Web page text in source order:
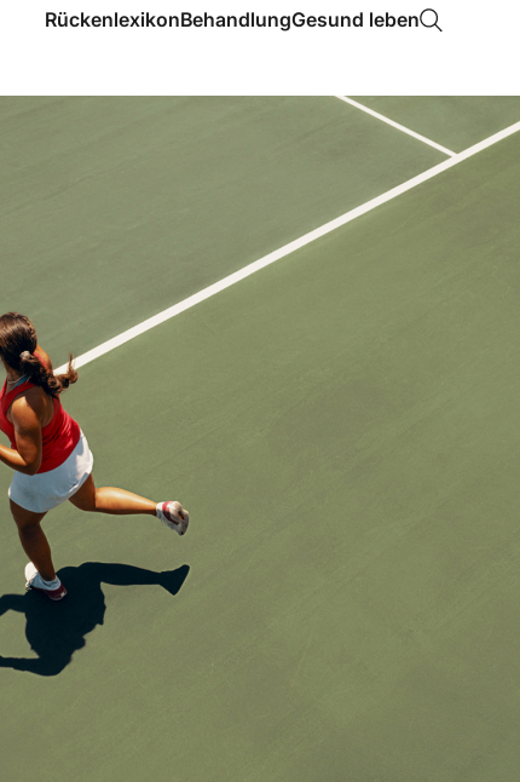
RückenlexikonBehandlungGesund leben
Männergesundheit
Gesund arbeiten
Gesunde Beziehungen
Mentale Gesundheit
Tipps